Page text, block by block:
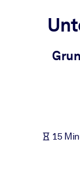
Bauen Sie
Integrieren
Für
Bereichern
15